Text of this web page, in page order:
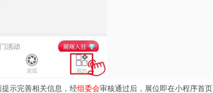
示完善相关信息，经组委会审核通过后，展位即在小程序首页